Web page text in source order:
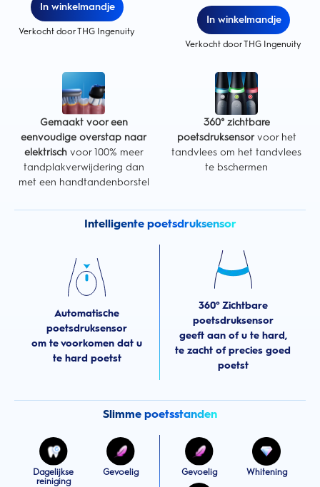
In winkelmandje
Verkocht door THG Ingenuity
In winkelmandje
Verkocht door THG Ingenuity
Gemaakt voor een
eenvoudige overstap naar
elektrischvoor 100% meer
tandplakverwijdering dan
met een handtandenborstel
360° zichtbare
poetsdruksensorvoor het
tandvlees om het tandvlees
te bschermen
Intelligente poetsdruksensor
Automatische
poetsdruksensor
om te voorkomen dat u
te hard poetst
360° Zichtbare
poetsdruksensor
geeft aan of u te hard,
te zacht of precies goed
poetst
Slimme poetsstanden
Dagelijkse
reiniging
Gevoelig Gevoelig Whitening